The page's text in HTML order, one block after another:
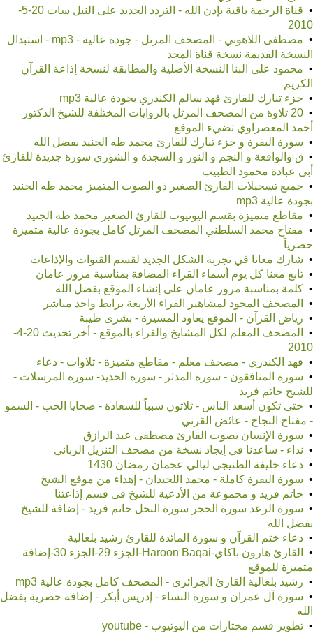
•
قناة الرحمة باقية بإذن الله - التردد الجديد على النيل سات 20-5-
2010
•
مصطفى اللاهوني - المصحف المرتل - جودة عالية - mp3 - استبدال
النسخة القديمة نسخة قناة المجد
• محمود على البنا النسخة الأصلية والمطابقة لنسخة إذاعة القرآن
الكريم
• جزء تبارك للقارئ فهد سالم الكندري بجودة عالية mp3
•
20 تلاوة من المصحف المرتل بالروايات المختلفة للشيخ الدكتور
أحمد المعصراوي تضيء الموقع
• سورة البقرة و جزء تبارك للقارئ محمد طه الجنيد بفضل الله
• ق والواقعة و النجم و النور و السجدة و الشوري سورة جديدة للقارئ
أبى عبادة محمود الطبيب
• جميع تسجيلات القارئ الصغير ذو الصوت المتميز محمد طه الجنيد
بجودة عالية mp3
• مقاطع متميزة بقسم اليوتيوب للقارئ الصغير محمد طه الجنيد
• مفتاح محمد السلطني المصحف المرتل كامل بجودة عالية متميزة
حصرياً
• شارك معانا في تجربة الشكل الجديد لقسم القنوات والإذاعات
• تابع معنا كل يوم أسماء القراء المضافة بمناسبة مرور عامان
• كلمة بمناسبة مرور عامان على إنشاء الموقع بفضل الله
• المصحف المجود لمشاهير القراء الأربعة برابط واحد مباشر
• رياض القرآن - الموقع يعاود المسيرة - بشرى طيبة
•
المصحف المعلم لكل المشايخ والقراء بالموقع - أخر تحديث 20-4-
2010
• فهد الكندري - مصحف معلم - مقاطع متميزة - تلاوات - دعاء
• سورة المنافقون - سورة المدثر - سورة الحديد- سورة المرسلات -
للشيخ حاتم فريد
• حتى تكون أسعد الناس - ثلاثون سبباً للسعادة - ضحايا الحب - السمو
- مفتاح النجاح - عائض القرني
• سورة الإنسان بصوت القارئ مصطفى عبد الرازق
• نداء - ساعدنا في إيجاد نسخة من مصحف التنزيل الرباني
• دعاء خليفة الطنيجى ليالي عجمان رمضان 1430
• سورة البقرة كاملة - محمد اللحيدان - إهداء من موقع الشيخ
• حاتم فريد و مجموعة من الأدعية للشيخ فى قسم إذاعتنا
• سورة الرعد سورة الحجر سورة النحل حاتم فريد - إضافة للشيخ
بفضل الله
• دعاء ختم القرآن و سورة المائدة للقارئ رشيد بلعالية
•
القارئ هارون باكاي-Haroon Baqai-الجزء 29-الجزء 30-إضافة
متميزة للموقع
• رشيد بلعالية القارئ الجزائري - المصحف كامل بجودة عالية mp3
• سورة آل عمران و سورة النساء - إدريس أبكر - إضافة حصرية بفضل
الله
• تطوير قسم مختارات من اليوتيوب - youtube